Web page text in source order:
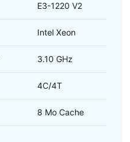
E3-1220 V2
Intel Xeon
3.10 GHz
4C/4T
8 Mo Cache